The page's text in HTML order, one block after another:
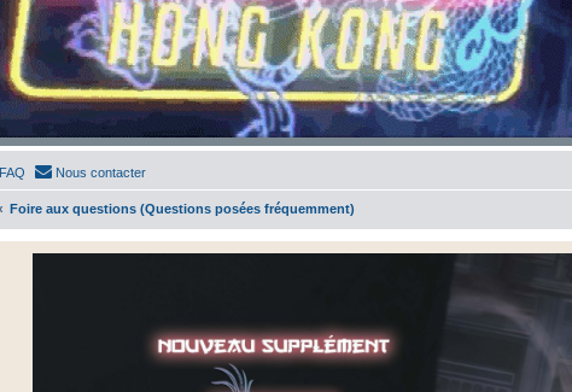
FAQ Nous contacter
Foire aux questions (Questions posées fréquemment)